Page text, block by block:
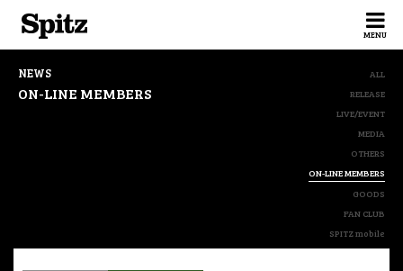
MENU
NEWS
ON-LINE MEMBERS
ALL
RELEASE
LIVE/EVENT
MEDIA
OTHERS
ON-LINE MEMBERS
GOODS
FAN CLUB
SPITZ mobile